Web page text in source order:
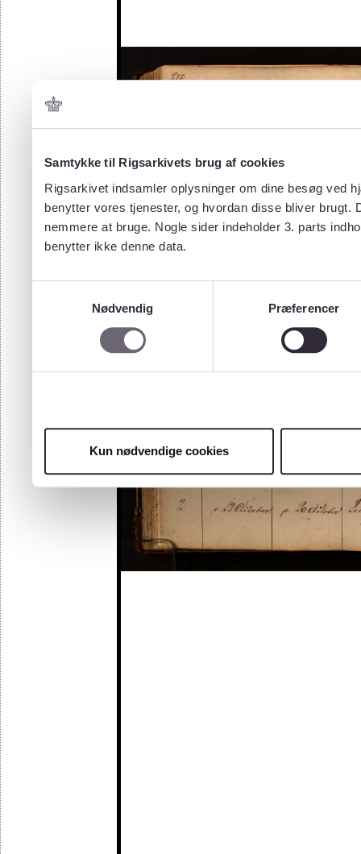
Samtykke til Rigsarkivets brug af cookies
Rigsarkivet indsamler oplysninger om dine besøg ved
benytter vores tjenester, og hvordan disse bliver
nemmere at bruge. Nogle sider indeholder 3. parts
benytter ikke denne data.
Nødvendig
Præferencer
Kun nødvendige cookies